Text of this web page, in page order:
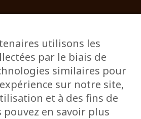
utilisons les
par le biais de
similaires pour
sur notre site,
et à des fins de
en savoir plus